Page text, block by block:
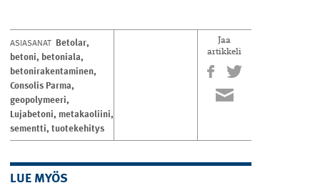
ASIASANAT Betolar,
betoni, betoniala,
betonirakentaminen,
Consolis Parma,
geopolymeeri,
Lujabetoni, metakaoliini,
sementti, tuotekehitys
Jaa
artikkeli
LUE MYÖS